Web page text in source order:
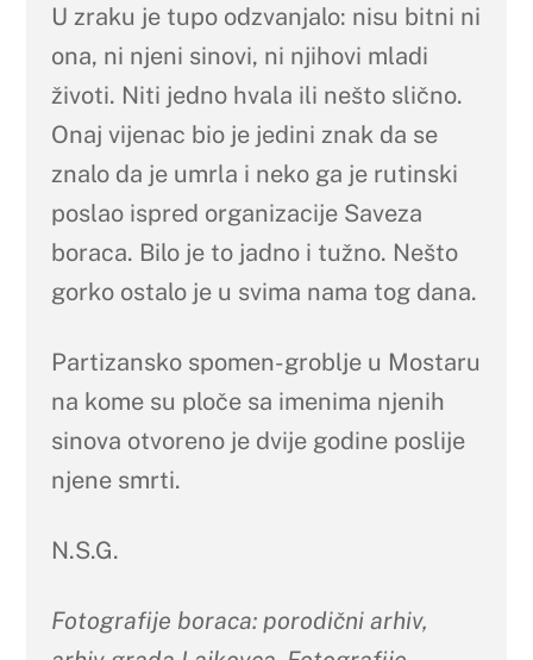
U zraku je tupo odzvanjalo: nisu bitni ni
ona, ni njeni sinovi, ni njihovi mladi
životi. Niti jedno hvala ili nešto slično.
Onaj vijenac bio je jedini znak da se
znalo da je umrla i neko ga je rutinski
poslao ispred organizacije Saveza
boraca. Bilo je to jadno i tužno. Nešto
gorko ostalo je u svima nama tog dana.
Partizansko spomen-groblje u Mostaru
na kome su ploče sa imenima njenih
sinova otvoreno je dvije godine poslije
njene smrti.
N.S.G.
Fotografije boraca: porodični arhiv,